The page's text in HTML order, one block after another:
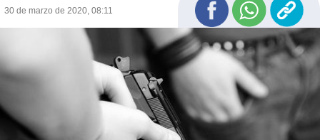
30 de marzo de 2020, 08:11